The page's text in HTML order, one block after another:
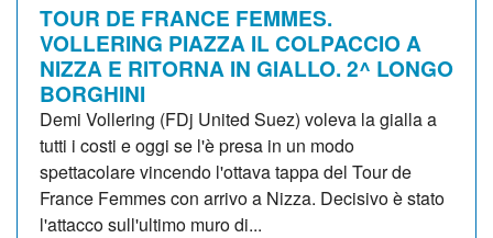
TOUR DE FRANCE FEMMES.
VOLLERING PIAZZA IL COLPACCIO A
NIZZA E RITORNA IN GIALLO. 2^ LONGO
BORGHINI
Demi Vollering (FDj United Suez) voleva la gialla a
tutti i costi e oggi se l'è presa in un modo
spettacolare vincendo l'ottava tappa del Tour de
France Femmes con arrivo a Nizza. Decisivo è stato
l'attacco sull'ultimo muro di...